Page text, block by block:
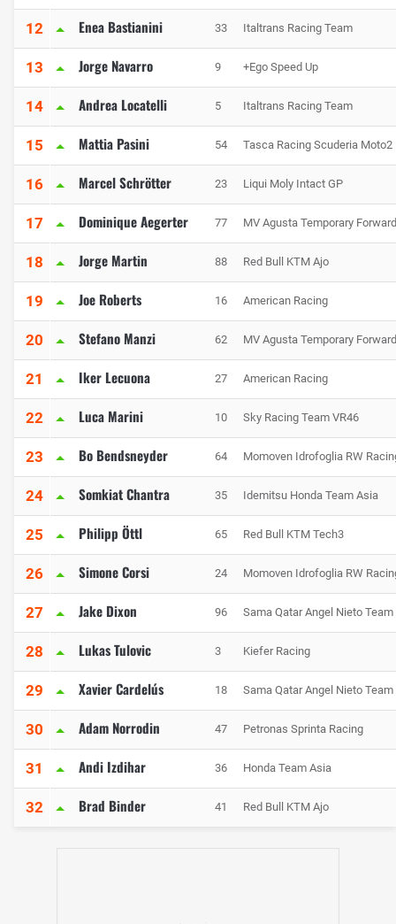
12 Enea Bastianini 33 Italtrans Racing Team
13 Jorge Navarro 9 +Ego Speed Up
14 Andrea Locatelli 5 Italtrans Racing Team
15 Mattia Pasini 54 Tasca Racing Scuderia Moto2
16 Marcel Schrötter 23 Liqui Moly Intact GP
17 Dominique Aegerter 77 MV Agusta Temporary Forward
18 Jorge Martin 88 Red Bull KTM Ajo
19 Joe Roberts 16 American Racing
20 Stefano Manzi 62 MV Agusta Temporary Forward
21 Iker Lecuona 27 American Racing
22 Luca Marini 10 Sky Racing Team VR46
23 Bo Bendsneyder 64 Momoven Idrofoglia RW
24 Somkiat Chantra 35 Idemitsu Honda Team Asia
25 Philipp Öttl 65 Red Bull KTM Tech3
26 Simone Corsi 24 Momoven Idrofoglia RW
27 Jake Dixon 96 Sama Qatar Angel Nieto Team
28 Lukas Tulovic 3 Kiefer Racing
29 Xavier Cardelús 18 Sama Qatar Angel Nieto Team
30 Adam Norrodin 47 Petronas Sprinta Racing
31 Andi Izdihar 36 Honda Team Asia
32 Brad Binder 41 Red Bull KTM Ajo